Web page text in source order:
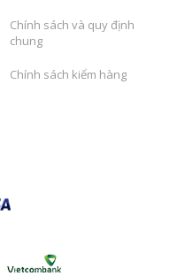
Chính sách và quy định
chung
Chính sách kiểm hàng